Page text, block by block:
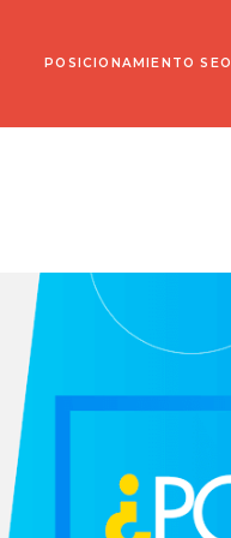
POSICIONAMIENTO SEO